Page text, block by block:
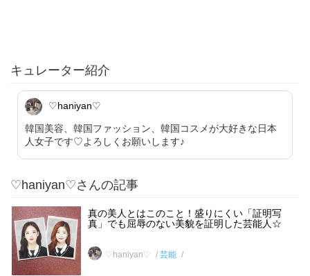
キュレーター紹介
♡haniyan♡
韓国美容、韓国ファッション、韓国コスメが大好きな日本
人女子です♡よろしくお願いします♪
♡haniyan♡さんの記事
真の美人とはこのこと！盛りにくい「証明写
真」でも屈辱のない美貌を証明した芸能人☆
♡haniyan♡ 芸能